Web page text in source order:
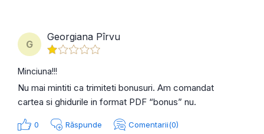
G
Georgiana Pîrvu
Minciuna!!!
Nu mai mintiti ca trimiteti bonusuri. Am comandat
cartea si ghidurile in format PDF “bonus” nu.
0 Răspunde Comentarii(0)